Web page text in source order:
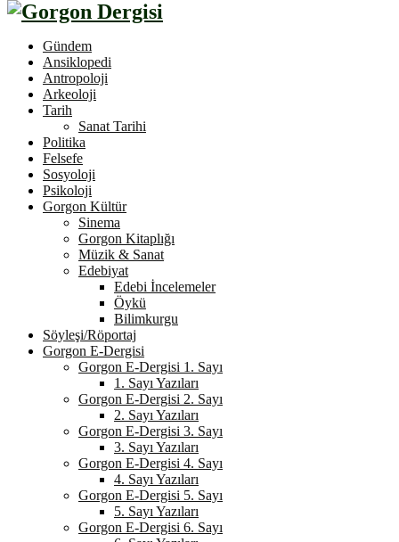
Gündem
Ansiklopedi
Antropoloji
Arkeoloji
Tarih
Sanat Tarihi
Politika
Felsefe
Sosyoloji
Psikoloji
Gorgon Kültür
Sinema
Gorgon Kitaplığı
Müzik & Sanat
Edebiyat
Edebi İncelemeler
Öykü
Bilimkurgu
Söyleşi/Röportaj
Gorgon E-Dergisi
Gorgon E-Dergisi 1. Sayı
1. Sayı Yazıları
Gorgon E-Dergisi 2. Sayı
2. Sayı Yazıları
Gorgon E-Dergisi 3. Sayı
3. Sayı Yazıları
Gorgon E-Dergisi 4. Sayı
4. Sayı Yazıları
Gorgon E-Dergisi 5. Sayı
5. Sayı Yazıları
Gorgon E-Dergisi 6. Sayı